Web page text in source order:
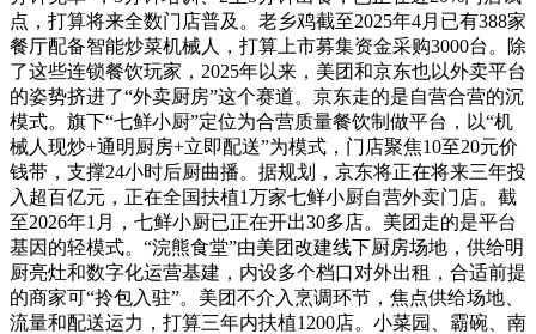
点，打算将来全数门店普及。老乡鸡截至2025年4月已有388家
餐厅配备智能炒菜机械人，打算上市募集资金采购3000台。除
了这些连锁餐饮玩家，2025年以来，美团和京东也以外卖平台
的姿势挤进了“外卖厨房”这个赛道。京东走的是自营合营的沉
模式。旗下“七鲜小厨”定位为合营质量餐饮制做平台，以“机
械人现炒+通明厨房+立即配送”为模式，门店聚焦10至20元价
钱带，支撑24小时后厨曲播。据规划，京东将正在将来三年投
入超百亿元，正在全国扶植1万家七鲜小厨自营外卖门店。截
至2026年1月，七鲜小厨已正在开出30多店。美团走的是平台
基因的轻模式。“浣熊食堂”由美团改建线下厨房场地，供给明
厨亮灶和数字化运营基建，内设多个档口对外出租，合适前提
的商家可“拎包入驻”。美团不介入烹调环节，焦点供给场地、
流量和配送运力，打算三年内扶植1200店。小菜园、霸碗、南